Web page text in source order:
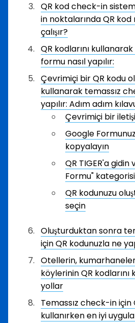
QR kod check-in
in noktalarında QR kod
çalışır?
QR kodlarını
formu nasıl yapılır:
Çevrimiçi bir QR kodu
kullanarak temassız
yapılır: Adım adım
Çevrimiçi bir
Google
kopyalayın
QR TIGER'a gidin
Formu"
QR kodunuzu
seçin
Oluşturduktan sonra
için QR kodunuzla ne
Otellerin,
köylerinin QR
yollar
Temassız check-in için
kullanırken en iyi